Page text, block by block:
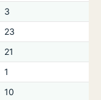
3
23
21
1
10